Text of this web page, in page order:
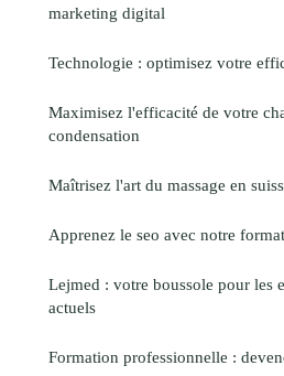
marketing digital
Technologie : optimisez votre
Maximisez l'efficacité de votre
condensation
Maîtrisez l'art du massage en
Apprenez le seo avec notre
Lejmed : votre boussole pour les
actuels
Formation professionnelle :